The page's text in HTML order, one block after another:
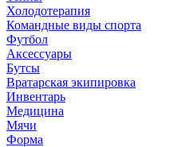
Холодотерапия
Командные виды спорта
Футбол
Аксессуары
Бутсы
Вратарская экипировка
Инвентарь
Медицина
Мячи
Форма